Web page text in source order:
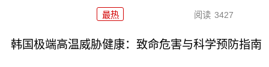
最热 阅读 3427
韩国极端高温威胁健康：致命危害与科学预防指南